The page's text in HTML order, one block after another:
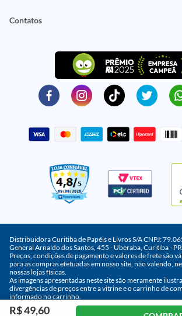
Contatos
Distribuidora Curitiba de Papéis e Livros S/A CNPJ:
General Arnaldo dos Santos, 455 - Uberaba, Curitiba -
Preços, condições de pagamento e valores de frete são
para as compras efetuadas em nosso site, não valendo,
nossas lojas físicas.
As imagens apresentadas neste site são meramente
divergências de preços entre a vitrine e o carrinho de
informado no carrinho.
R$ 49,60